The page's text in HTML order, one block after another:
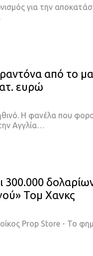
για την
από το
ευρώ
Η φανέλα που
Αγγλία…
300.000
Τομ Χανκς
Prop Store - Το